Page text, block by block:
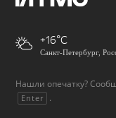
+16
Санкт-Петербург,
Нашли опечатку?
Enter .